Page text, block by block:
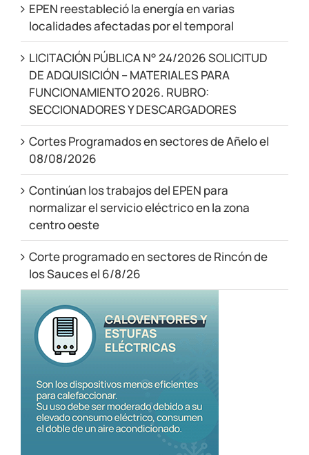
EPEN reestableció la energía en varias
localidades afectadas por el temporal
LICITACIÓN PÚBLICA N° 24/2026 SOLICITUD
DE ADQUISICIÓN – MATERIALES PARA
FUNCIONAMIENTO 2026. RUBRO:
SECCIONADORES Y DESCARGADORES
Cortes Programados en sectores de Añelo el
08/08/2026
Continúan los trabajos del EPEN para
normalizar el servicio eléctrico en la zona
centro oeste
Corte programado en sectores de Rincón de
los Sauces el 6/8/26